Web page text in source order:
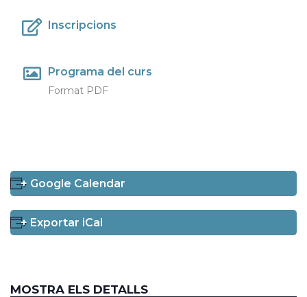
Inscripcions
Programa del curs
Format PDF
+ Google Calendar
+ Exportar iCal
MOSTRA ELS DETALLS